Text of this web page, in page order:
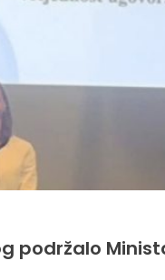
podržalo